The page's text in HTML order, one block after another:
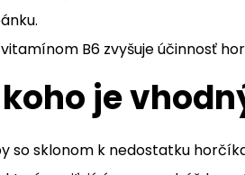
B6 zvyšuje účinnosť
koho je
so sklonom k nedostatku